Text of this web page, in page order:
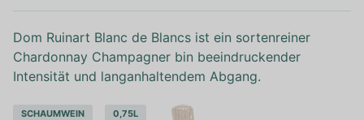
Dom Ruinart Blanc de Blancs ist ein sortenreiner
Chardonnay Champagner bin beeindruckender
Intensität und langanhaltendem Abgang.
SCHAUMWEIN 0,75L